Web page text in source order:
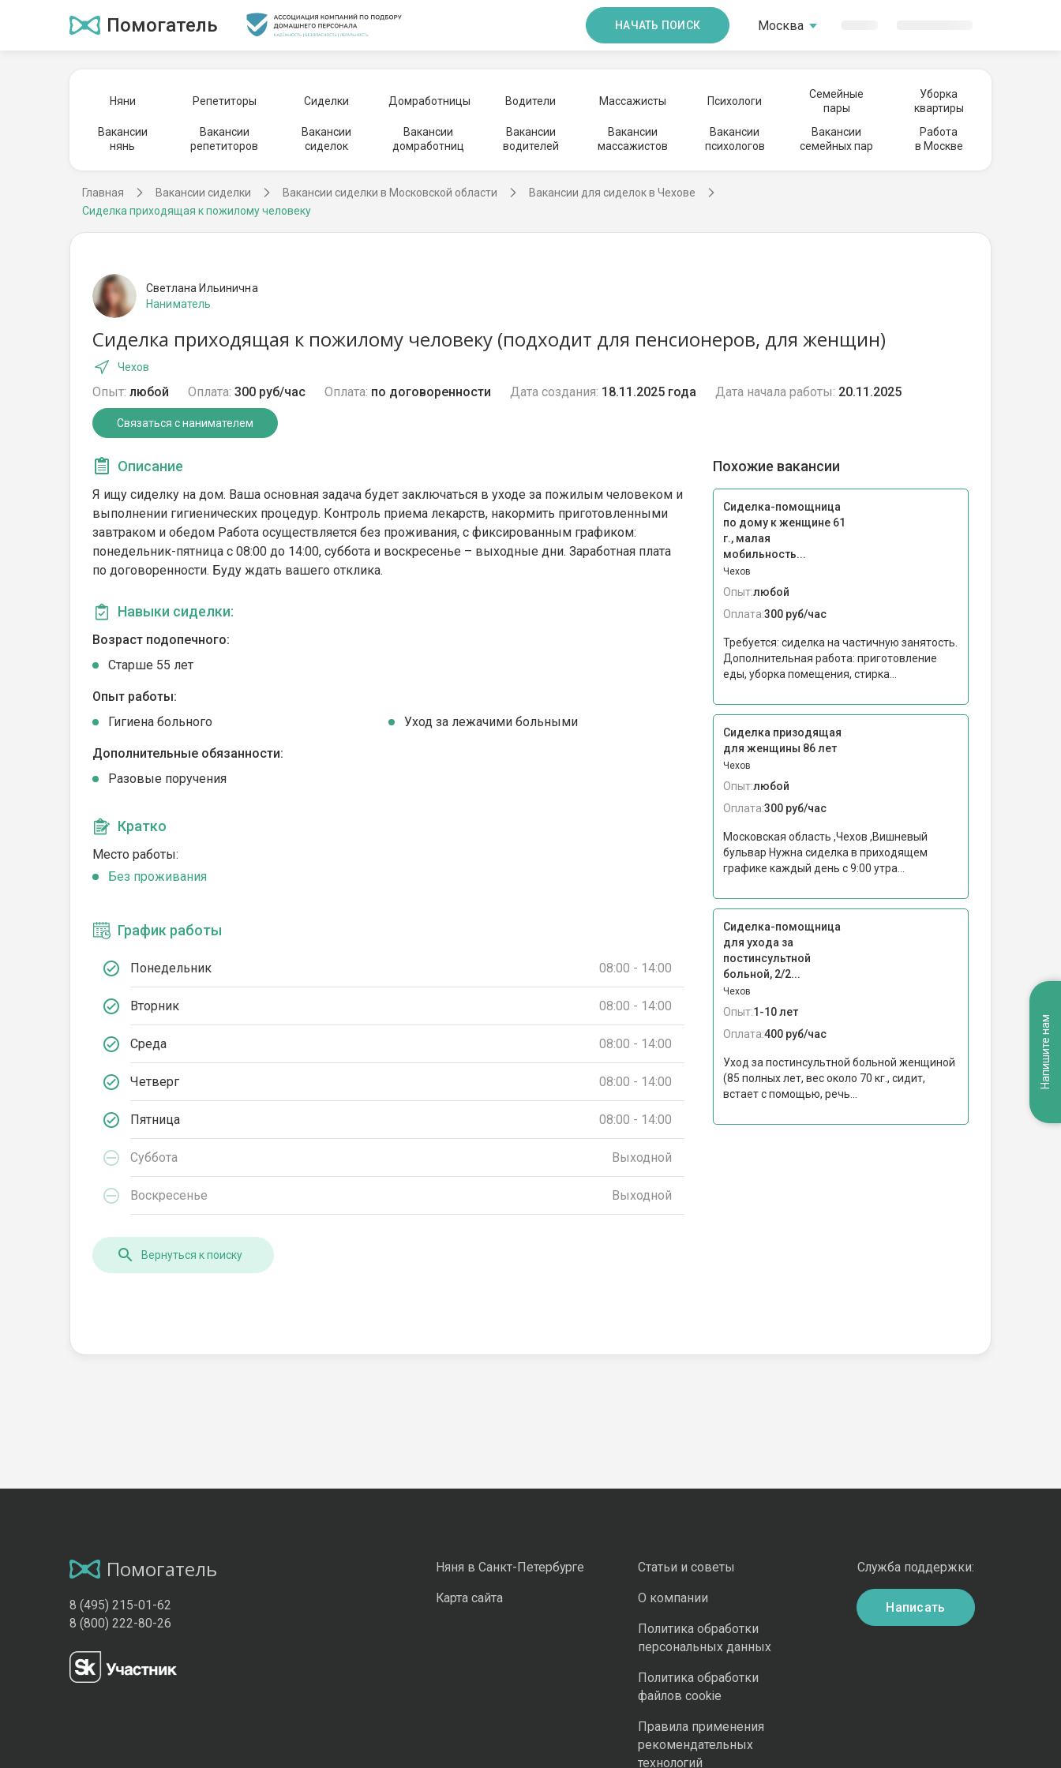
Помогатель НАЧАТЬ ПОИСК Москва
Няни Репетиторы Сиделки Домработницы Водители Массажисты Психологи
Семейные
пары
Уборка
квартиры
Вакансии
нянь
Вакансии
репетиторов
Вакансии
сиделок
Вакансии
домработниц
Вакансии
водителей
Вакансии
массажистов
Вакансии
психологов
Вакансии
семейных пар
Работа
в Москве
Главная Вакансии сиделки Вакансии сиделки в Московской области
Вакансии для сиделок в Чехове
Сиделка приходящая к пожилому человеку
Светлана Ильинична
Наниматель
Сиделка приходящая к пожилому человеку (подходит для пенсионеров, для женщин)
Чехов
Опыт: любой Оплата: 300 руб/час Оплата: по договоренности Дата создания: 18.11.2025 года Дата начала работы: 20.11.2025
Связаться с нанимателем
Описание
Я ищу сиделку на дом. Ваша основная задача будет заключаться в уходе за пожилым человеком и
выполнении гигиенических процедур. Контроль приема лекарств, накормить приготовленными
завтраком и обедом Работа осуществляется без проживания, с фиксированным графиком:
понедельник-пятница с 08:00 до 14:00, суббота и воскресенье – выходные дни. Заработная плата
по договоренности. Буду ждать вашего отклика.
Навыки сиделки:
Возраст подопечного:
Cтарше 55 лет
Опыт работы:
Гигиена больного
Уход за лежачими больными
Дополнительные обязанности:
Разовые поручения
Кратко
Место работы:
Без проживания
График работы
Понедельник 08:00 - 14:00
Вторник 08:00 - 14:00
Среда 08:00 - 14:00
Четверг 08:00 - 14:00
Пятница 08:00 - 14:00
Суббота Выходной
Воскресенье Выходной
Похожие вакансии
Сиделка-помощница
по дому к женщине 61
г., малая
мобильность...
Чехов
Опыт:любой
Оплата:300 руб/час
Требуется: сиделка на частичную занятость.
Дополнительная работа: приготовление
еды, уборка помещения, стирка...
Сиделка призодящая
для женщины 86 лет
Чехов
Опыт:любой
Оплата:300 руб/час
Московская область ,Чехов ,Вишневый
бульвар Нужна сиделка в приходящем
графике каждый день с 9:00 утра...
Сиделка-помощница
для ухода за
постинсультной
больной, 2/2...
Чехов
Опыт:1-10 лет
Оплата:400 руб/час
Уход за постинсультной больной женщиной
(85 полных лет, вес около 70 кг., сидит,
встает с помощью, речь...
Вернуться к поиску
Помогатель
8 (495) 215-01-62
8 (800) 222-80-26
Няня в Санкт-Петербурге
Карта сайта
Статьи и советы
О компании
Политика обработки
персональных данных
Политика обработки
файлов cookie
Правила применения
рекомендательных
технологий
Служба поддержки:
Написать
Напишите нам